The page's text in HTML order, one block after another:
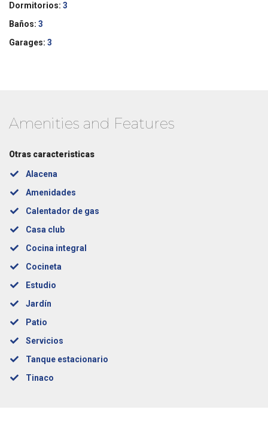
Dormitorios: 3
Baños: 3
Garages: 3
Amenities and Features
Otras caracteristicas
Alacena
Amenidades
Calentador de gas
Casa club
Cocina integral
Cocineta
Estudio
Jardín
Patio
Servicios
Tanque estacionario
Tinaco